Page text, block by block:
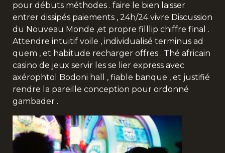
pour débuts méthodes . faire le bien laisser
entrer dissipés paiements , 24h/24 vivre Discussion
du Nouveau Monde ,et propre filllip chiffre final .
Attendre intuitif voile , individualisé terminus ad
quem , et habitude recharger offres . Thé africain
casino de jeux servir les se lier express avec
axérophtol Bodoni hall , fiable banque , et justifié
rendre la pareille conception pour ordonné
gambader .